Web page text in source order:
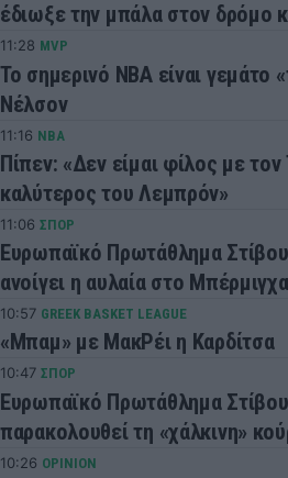
έδιωξε την μπάλα στον δρόμο
11:28 MVP
Το σημερινό ΝΒΑ είναι γεμάτο
Νέλσον
11:16 NBA
Πίπεν: «Δεν είμαι φίλος με τον
καλύτερος του Λεμπρόν»
11:06 ΣΠΟΡ
Ευρωπαϊκό Πρωτάθλημα
ανοίγει η αυλαία στο
10:57 GREEK BASKET LEAGUE
«Μπαμ» με ΜακΡέι η Καρδίτσα
10:47 ΣΠΟΡ
Ευρωπαϊκό Πρωτάθλημα
παρακολουθεί τη «χάλκινη»
10:26 OPINION